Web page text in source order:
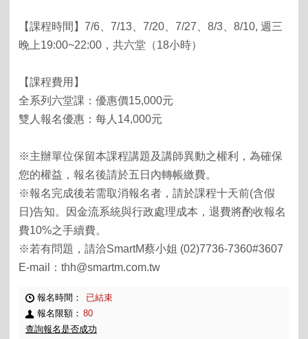
【課程時間】7/6、7/13、7/20、7/27、8/3、8/10, 週三
晚上19:00~22:00，共六堂（18小時）
【課程費用】
全系列六堂課：優惠價15,000元
雙人報名優惠：每人14,000元
※主辦單位保留本課程講題及講師異動之權利，為確保
您的權益，報名後請於五日內轉帳繳費。
※報名完成後若需取消報名者，請於課程十天前(含假
日)告知。因金流系統與行政處理成本，退費將酌收報名
費10%之手續費。
※若有問題，請洽SmartM蔡小姐 (02)7736-7360#3607
E-mail：thh@smartm.com.tw
報名時間：
已結束
報名限額： 80
查詢報名是否成功